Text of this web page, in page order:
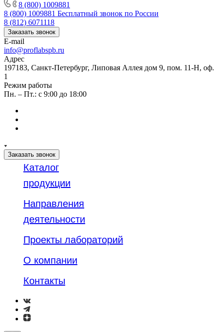
8 (800) 1009881
8 (800) 1009881 Бесплатный звонок по России
8 (812) 6071118
Заказать звонок
E-mail
info@proflabspb.ru
Адрес
197183, Санкт-Петербург, Липовая Аллея дом 9, пом. 11-Н, оф.
1
Режим работы
Пн. – Пт.: с 9:00 до 18:00
Заказать звонок
Каталог
продукции
Направления
деятельности
Проекты лабораторий
О компании
Контакты